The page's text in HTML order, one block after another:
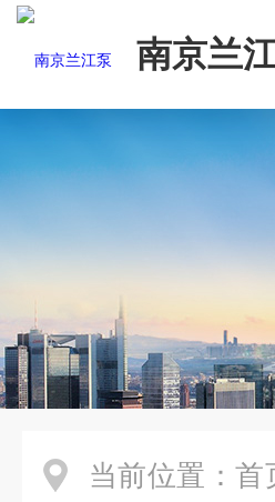
南京兰
当前位置： 首